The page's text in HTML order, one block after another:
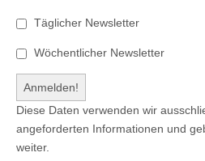
Täglicher Newsletter
Wöchentlicher Newsletter
Diese Daten verwenden wir
angeforderten Informationen und
weiter.